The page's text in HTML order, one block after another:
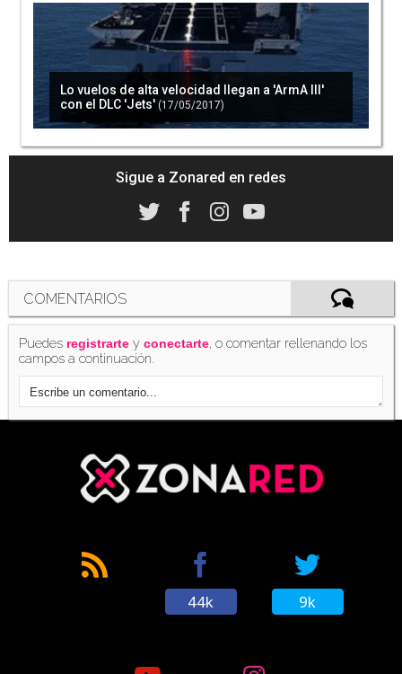
Lo vuelos de alta velocidad llegan a 'ArmA III'
con el DLC 'Jets' (17/05/2017)
Sigue a Zonared en redes
COMENTARIOS
Puedes registrarte yconectarte, o comentar rellenando los
campos a continuación.
44k 9k